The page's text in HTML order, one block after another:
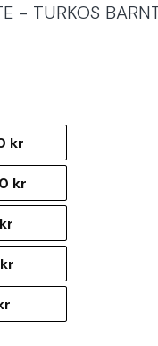
- TURKOS
kr
kr